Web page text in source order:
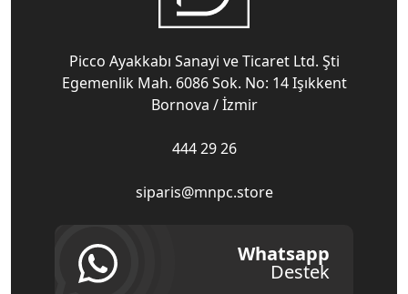
Picco Ayakkabı Sanayi ve Ticaret Ltd. Şti
Egemenlik Mah. 6086 Sok. No: 14 Işıkkent
Bornova / İzmir
444 29 26
siparis@mnpc.store
Whatsapp
Destek